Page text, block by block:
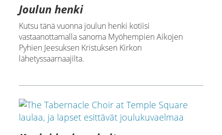
Joulun henki
Kutsu tänä vuonna joulun henki kotiisi
vastaanottamalla sanoma Myöhempien Aikojen
Pyhien Jeesuksen Kristuksen Kirkon
lähetyssaarnaajilta.